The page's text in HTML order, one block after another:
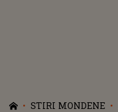
STIRI MONDENE